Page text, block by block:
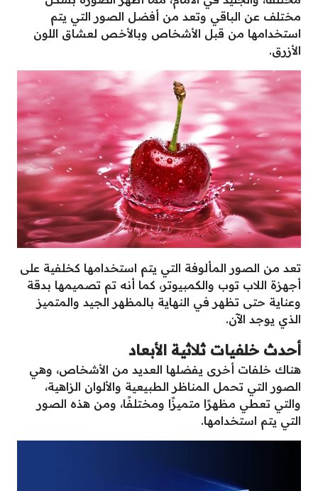
مختلف عن الباقي وتعد من أفضل الصور التي يتم
استخدامها من قبل الأشخاص وبالأخص لعشاق اللون
الأزرق.
تعد من الصور المألوفة التي يتم استخدامها كخلفية على
أجهزة اللاب توب والكمبيوتر، كما أنه تم تصميمها بدقة
وعناية حتى تظهر في النهاية بالمظهر الجيد والمتميز
الذي يوجد الآن.
أحدث خلفيات ثلاثية الأبعاد
هناك خلفات أخرى يفضلها العديد من الأشخاص، وهي
الصور التي تحمل المناظر الطبيعية والألوان الزاهية،
والتي تعطي مظهرًا متميزًا ومختلفًا، ومن هذه الصور
التي يتم استخدامها.